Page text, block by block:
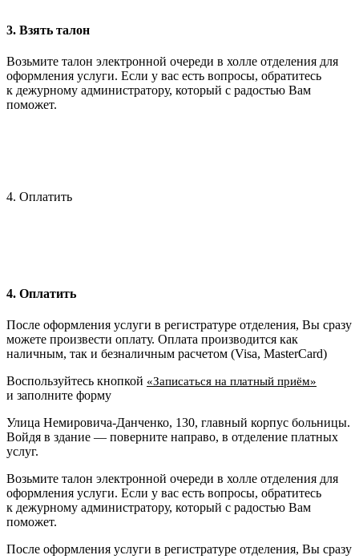
3. Взять талон
Возьмите талон электронной очереди в холле отделения для
оформления услуги. Если у вас есть вопросы, обратитесь
к дежурному администратору, который с радостью Вам
поможет.
4. Оплатить
4. Оплатить
После оформления услуги в регистратуре отделения, Вы сразу
можете произвести оплату. Оплата производится как
наличным, так и безналичным расчетом (Visa, MasterCard)
Воспользуйтесь кнопкой «Записаться на платный приём»
и заполните форму
Улица Немировича-Данченко, 130, главный корпус больницы.
Войдя в здание — поверните направо, в отделение платных
услуг.
Возьмите талон электронной очереди в холле отделения для
оформления услуги. Если у вас есть вопросы, обратитесь
к дежурному администратору, который с радостью Вам
поможет.
После оформления услуги в регистратуре отделения, Вы сразу